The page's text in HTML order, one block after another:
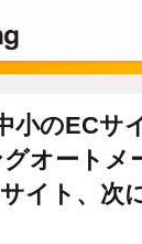
小のECサ
オートメ
イト、次